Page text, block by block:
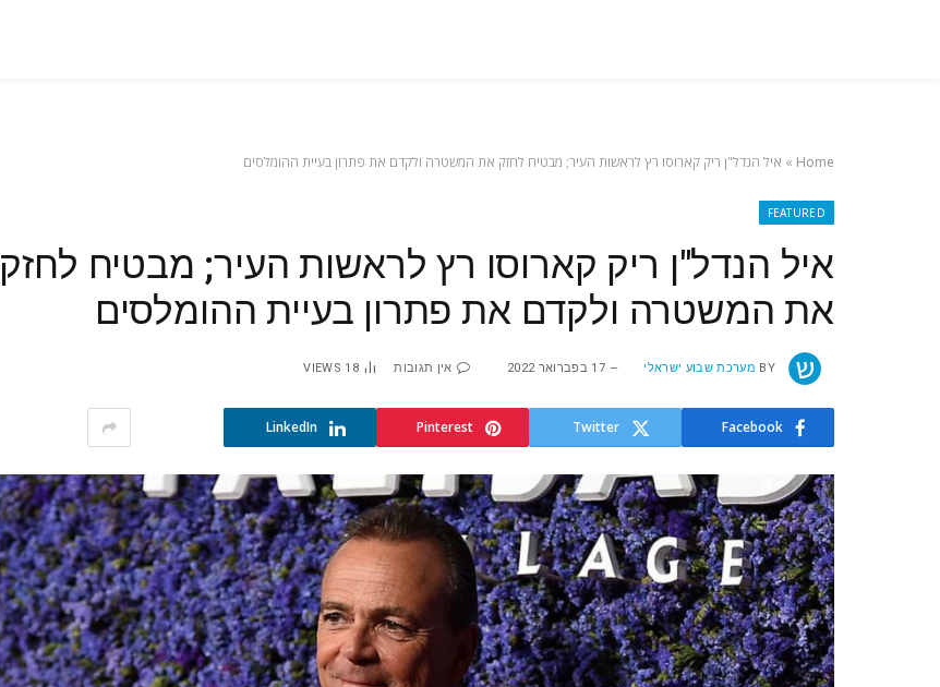
Home
» איל הנדל"ן ריק קארוסו רץ לראשות העיר; מבטיח לחזק את המשטרה ולקדם את פתרון בעיית ההומלסים
FEATURED
איל הנדל"ן ריק קארוסו רץ לראשות העיר; מבטיח לחזק
את המשטרה ולקדם את פתרון בעיית ההומלסים
BY מערכת שבוע ישראלי 17 בפברואר 2022 אין תגובות 18
VIEWS
Facebook
Twitter
Pinterest
LinkedIn